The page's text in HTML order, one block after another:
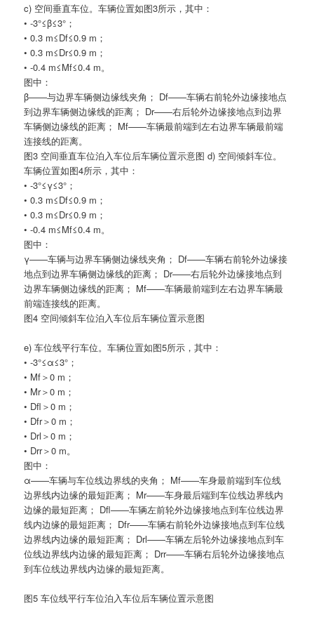
c) 空间垂直车位。车辆位置如图3所示，其中：
• -3°≤β≤3°；
• 0.3 m≤Df≤0.9 m；
• 0.3 m≤Dr≤0.9 m；
• -0.4 m≤Mf≤0.4 m。
图中：
β——与边界车辆侧边缘线夹角； Df——车辆右前轮外边缘接地点
到边界车辆侧边缘线的距离； Dr——右后轮外边缘接地点到边界
车辆侧边缘线的距离； Mf——车辆最前端到左右边界车辆最前端
连接线的距离。
图3 空间垂直车位泊入车位后车辆位置示意图 d) 空间倾斜车位。
车辆位置如图4所示，其中：
• -3°≤γ≤3°；
• 0.3 m≤Df≤0.9 m；
• 0.3 m≤Dr≤0.9 m；
• -0.4 m≤Mf≤0.4 m。
图中：
γ——车辆与边界车辆侧边缘线夹角； Df——车辆右前轮外边缘接
地点到边界车辆侧边缘线的距离； Dr——右后轮外边缘接地点到
边界车辆侧边缘线的距离； Mf——车辆最前端到左右边界车辆最
前端连接线的距离。
图4 空间倾斜车位泊入车位后车辆位置示意图
e) 车位线平行车位。车辆位置如图5所示，其中：
• -3°≤α≤3°；
• Mf＞0 m；
• Mr＞0 m；
• Dfl＞0 m；
• Dfr＞0 m；
• Drl＞0 m；
• Drr＞0 m。
图中：
α——车辆与车位线边界线的夹角； Mf——车身最前端到车位线
边界线内边缘的最短距离； Mr——车身最后端到车位线边界线内
边缘的最短距离； Dfl——车辆左前轮外边缘接地点到车位线边界
线内边缘的最短距离； Dfr——车辆右前轮外边缘接地点到车位线
边界线内边缘的最短距离； Drl——车辆左后轮外边缘接地点到车
位线边界线内边缘的最短距离； Drr——车辆右后轮外边缘接地点
到车位线边界线内边缘的最短距离。
图5 车位线平行车位泊入车位后车辆位置示意图